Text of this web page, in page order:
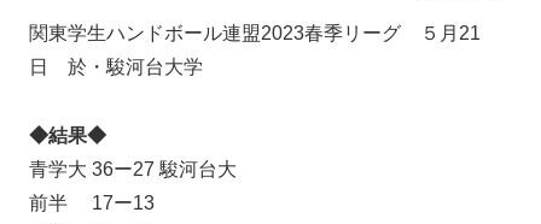
関東学生ハンドボール連盟2023春季リーグ ５月21
日 於・駿河台大学
◆結果◆
青学大 36ー27 駿河台大
前半 17ー13